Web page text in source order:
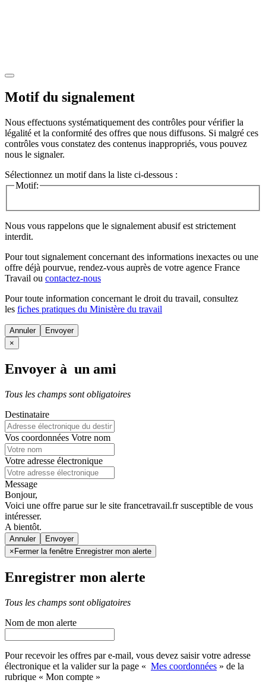
Motif du signalement
Nous effectuons systématiquement des contrôles pour vérifier la
légalité et la conformité des offres que nous diffusons. Si malgré ces
contrôles vous constatez des contenus inappropriés, vous pouvez
nous le signaler.
Sélectionnez un motif dans la liste ci-dessous :
Motif:
Nous vous rappelons que le signalement abusif est strictement
interdit.
Pour tout signalement concernant des informations inexactes ou une
offre déjà pourvue, rendez-vous auprès de votre agence France
Travail ou contactez-nous
Pour toute information concernant le droit du travail, consultez
les fiches pratiques du Ministère du travail
Annuler
×
Envoyer à un ami
Tous les champs sont obligatoires
Destinataire
Vos coordonnées Votre nom
Votre adresse électronique
Message
Bonjour,
Voici une offre parue sur le site francetravail.fr susceptible de vous
intéresser.
A bientôt.
Annuler
× Fermer la fenêtre Enregistrer mon alerte
Enregistrer mon alerte
Tous les champs sont obligatoires
Nom de mon alerte
Pour recevoir les offres par e-mail, vous devez saisir votre adresse
électronique et la valider sur la page « Mes coordonnées » de la
rubrique « Mon compte »